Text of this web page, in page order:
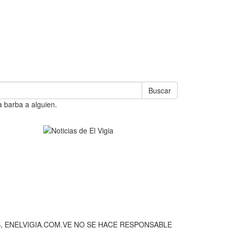
Buscar
barba a alguien.
NO SE HACE RESPONSABLE